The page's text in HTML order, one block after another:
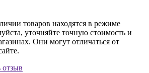
товаров находятся в режиме
уточняйте точную стоимость и
Они могут отличаться от
отзыв